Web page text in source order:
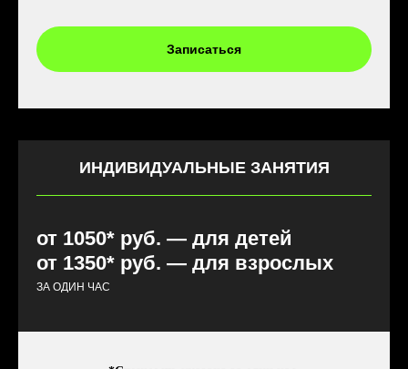
Записаться
ИНДИВИДУАЛЬНЫЕ ЗАНЯТИЯ
от 1050* руб. — для детей
от 1350* руб. — для взрослых
ЗА ОДИН ЧАС